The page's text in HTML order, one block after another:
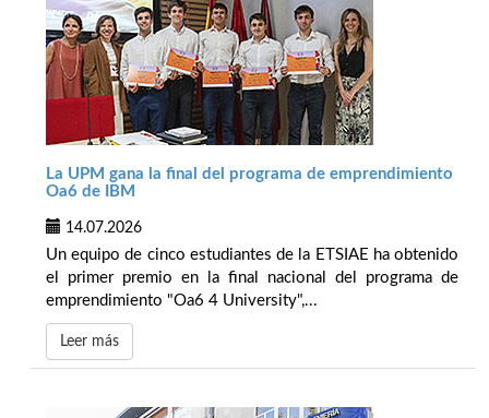
La UPM gana la final del programa de emprendimiento
Oa6 de IBM
14.07.2026
Un equipo de cinco estudiantes de la ETSIAE ha obtenido
el primer premio en la final nacional del programa de
emprendimiento "Oa6 4 University",...
Leer más